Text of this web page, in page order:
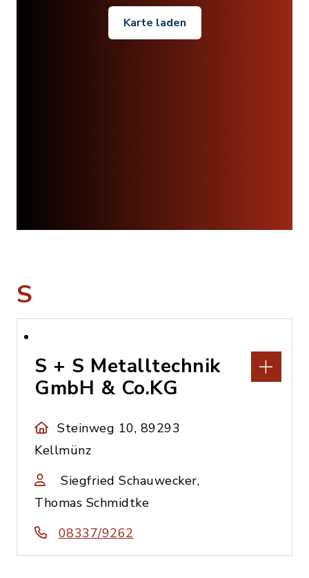
Karte laden
S
S + S Metalltechnik
GmbH & Co.KG
Steinweg 10, 89293
Kellmünz
Siegfried Schauwecker,
Thomas Schmidtke
08337/9262